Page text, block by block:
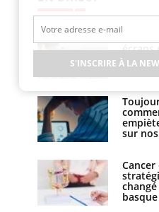
écrans
sur
basque
S'INSCRIRE À LA